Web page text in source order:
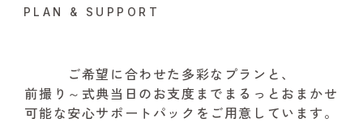
PLAN & SUPPORT
ご希望に合わせた多彩なプランと、
前撮り～式典当日のお支度までまるっとおまかせ
可能な安心サポートパックをご用意しています。